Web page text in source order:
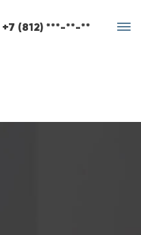
+7 (812) ***-**-**